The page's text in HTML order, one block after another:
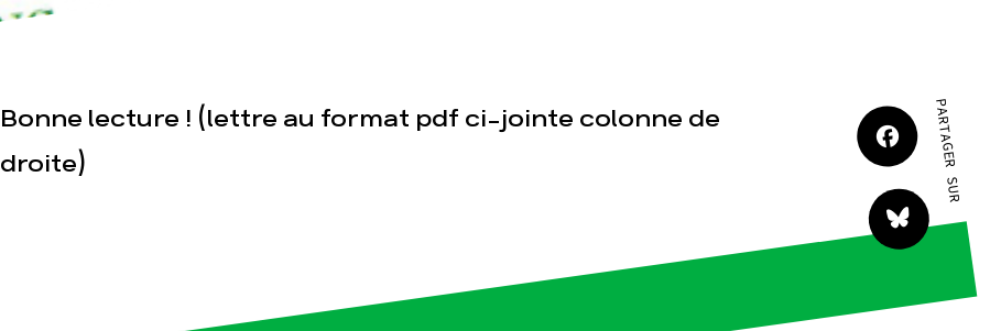
Bonne lecture ! (lettre au format pdf ci-jointe colonne de
droite)
PARTAGER SUR